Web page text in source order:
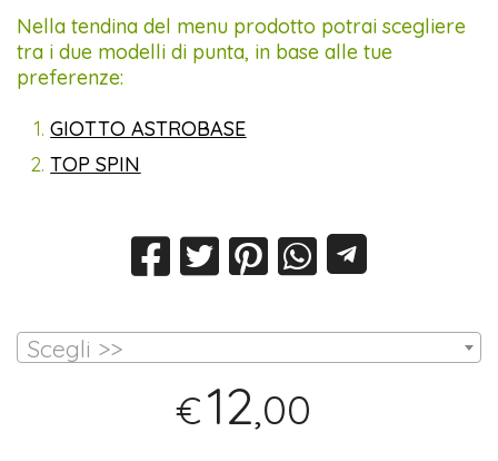
Nella tendina del menu prodotto potrai scegliere
tra i due modelli di punta, in base alle tue
preferenze:
GIOTTO ASTROBASE
TOP SPIN
Scegli >>
€12,00